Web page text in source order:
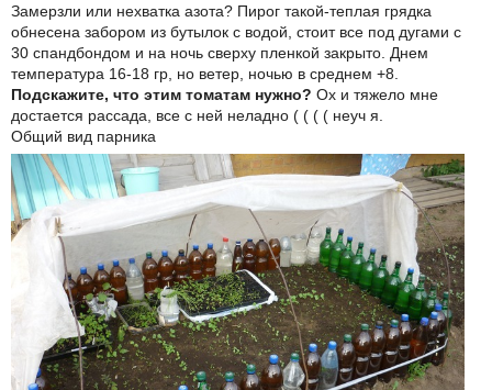
Замерзли или нехватка азота? Пирог такой-теплая грядка
обнесена забором из бутылок с водой, стоит все под дугами с
30 спандбондом и на ночь сверху пленкой закрыто. Днем
температура 16-18 гр, но ветер, ночью в среднем +8.
Подскажите, что этим томатам нужно? Ох и тяжело мне
достается рассада, все с ней неладно ( ( ( ( неуч я.
Общий вид парника